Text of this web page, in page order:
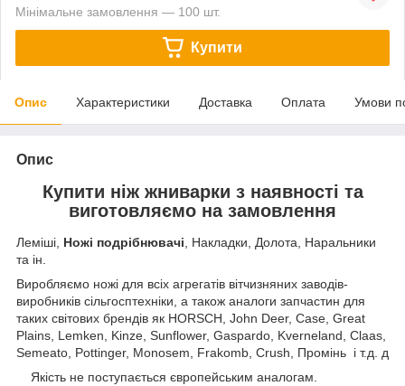
Мінімальне замовлення — 100 шт.
Купити
Опис Характеристики Доставка Оплата Умови
Опис
Купити ніж жниварки з наявності та
виготовляємо на замовлення
Леміші, Ножі подрібнювачі, Накладки, Долота, Наральники
та ін.
Виробляємо ножі для всіх агрегатів вітчизняних заводів-
виробників сільгосптехніки, а також аналоги запчастин для
таких світових брендів як HORSCH, John Deer, Case, Great
Plains, Lemken, Kinze, Sunflower, Gaspardo, Kverneland, Claas,
Semeato, Pottinger, Monosem, Frakomb, Crush, Промінь і т.д. д
Якість не поступається європейським аналогам.